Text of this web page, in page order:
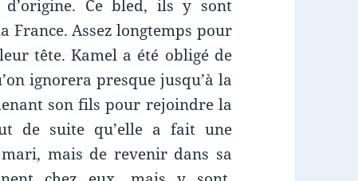
Ce bled, ils y sont
France. Assez longtemps pour
tête. Kamel a été obligé de
ignorera presque jusqu’à la
son fils pour rejoindre la
de suite qu’elle a fait une
mais de revenir dans sa